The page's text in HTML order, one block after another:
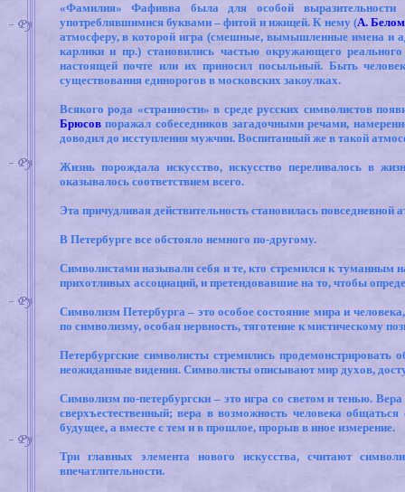
«Фамилия» Фафивва была для особой
употреблявшимися буквами – фитой и ижицей. К нему (А.
атмосферу, в которой игра (смешные, вымышленные имена и
карлики и пр.) становились частью окружающего
настоящей почте или их приносил посыльный. Быть
существования единорогов в московских закоулках.
Всякого рода «странности» в среде русских символистов
Брюсовпоражал собеседников загадочными речами,
доводил до исступления мужчин. Воспитанный же в такой
Жизнь порождала искусство, искусство переливалось в
оказывалось соответствием всего.
Эта причудливая действительность становилась
В Петербурге все обстояло немного по-другому.
Символистами называли себя и те, кто стремился к
прихотливых ассоциаций, и претендовавшие на то, чтобы
Символизм Петербурга – это особое состояние мира и
по символизму, особая нервность, тяготение к мистическому
Петербургские символисты стремились продемонстрировать
неожиданные видения. Символисты описывают мир духов,
Символизм по-петербургски – это игра со светом и тенью.
сверхъестественный; вера в возможность человека
будущее, а вместе с тем и в прошлое, прорыв в иное измерение.
Три главных элемента нового искусства, считают
впечатлительности.